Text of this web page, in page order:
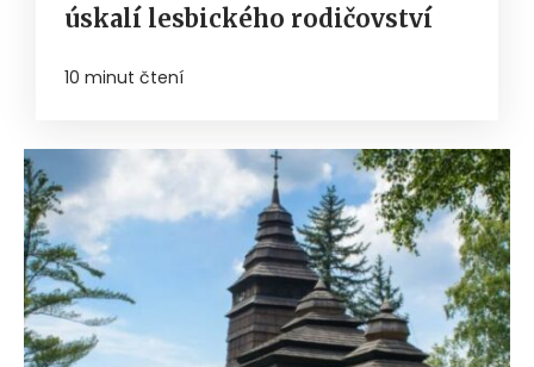
úskalí lesbického rodičovství
10 minut čtení